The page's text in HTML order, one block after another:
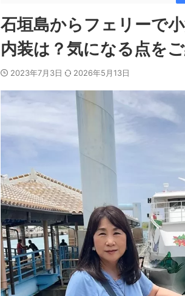
石垣島からフェリーで
内装は？気になる点を
2023年7月3日 2026年5月13日